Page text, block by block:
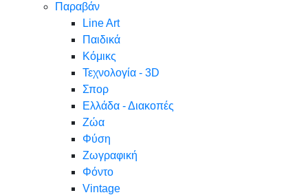
Παραβάν
Line Art
Παιδικά
Κόμικς
Τεχνολογία - 3D
Σπορ
Ελλάδα - Διακοπές
Ζώα
Φύση
Ζωγραφική
Φόντο
Vintage